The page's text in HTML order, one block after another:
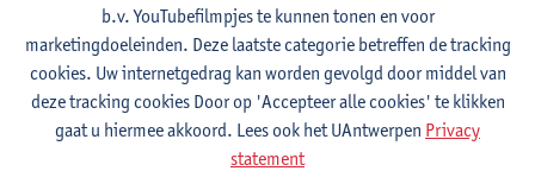
Algemene chemie m.i.v. labovaardigheden
1E SEM
7studiepunten
Lesgever(s):
Frank Blockhuys Christophe De Bie
Studium generale in de biomedische wetenschappen deel
1: onderzoek in de levenswetenschappen
b.v. YouTubefilmpjes te kunnen tonen en voor
marketingdoeleinden. Deze laatste categorie betreffen de tracking
cookies. Uw internetgedrag kan worden gevolgd door middel van
deze tracking cookies Door op 'Accepteer alle cookies' te klikken
gaat u hiermee akkoord. Lees ook het UAntwerpen Privacy
statement